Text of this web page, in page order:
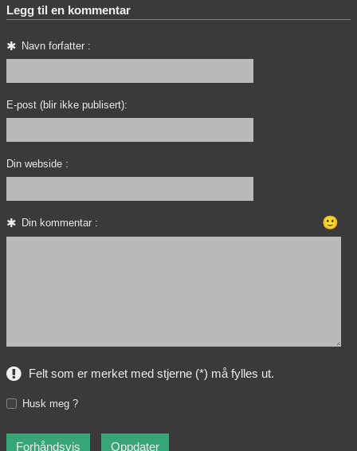
Legg til en kommentar
Navn forfatter :
E-post (blir ikke publisert):
Din webside :
Din kommentar : 🙂
Felt som er merket med stjerne (*) må fylles ut.
Husk meg ?